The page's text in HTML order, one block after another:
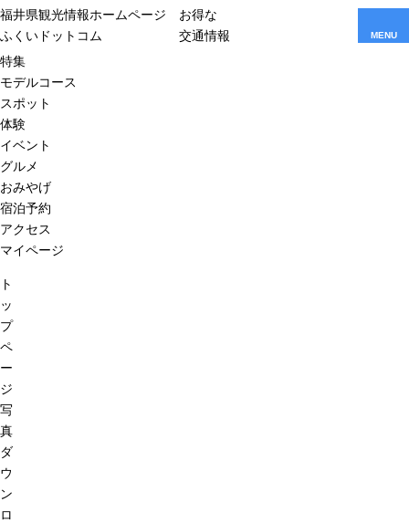
福井県観光情報ホームページ
ふくいドットコム
お得な
交通情報
MENU
特集
モデルコース
スポット
体験
イベント
グルメ
おみやげ
宿泊予約
アクセス
マイページ
ト
ッ
プ
ペ
ー
ジ
写
真
ダ
ウ
ン
ロ